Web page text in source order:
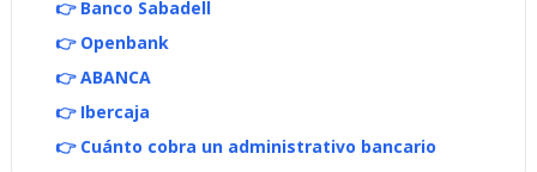
👉 Banco Sabadell
👉 Openbank
👉 ABANCA
👉 Ibercaja
👉 Cuánto cobra un administrativo bancario